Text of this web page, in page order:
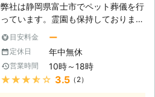
「株式会社カーベル」は、最後のお別
れを可能なかぎりお手伝いさせていた
だきます。ぜひご利用をご検討くださ
いませ。
弊社は静岡県富士市でペット葬儀を行
っています。霊園も保持しております
ので亡くなった後の供養なども併せて
行っております。 大切な家族の一員
であるペットが急にいなくなった喪失
感はいかばかりかとお察しいたしま
す。まずは飼い主様がありがとうの感
目安料金 ー
定休日 年中無休
営業時間 10時～18時
★★★★★ 3.5（2）